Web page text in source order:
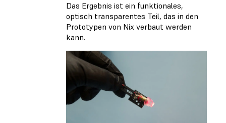
Das Ergebnis ist ein funktionales,
optisch transparentes Teil, das in den
Prototypen von Nix verbaut werden
kann.